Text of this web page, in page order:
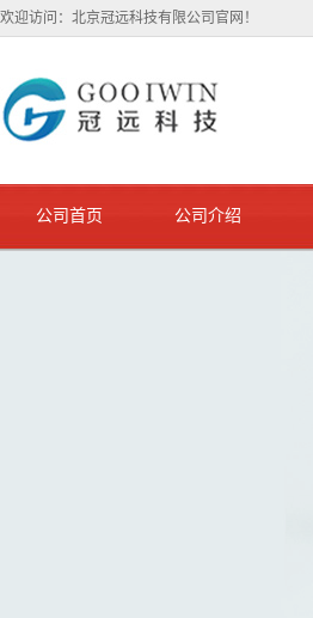
欢迎访问：北京冠远科技有限公司官网！
公司首页 公司介绍